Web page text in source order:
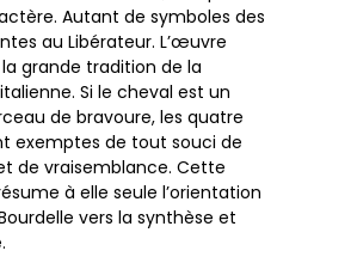
Autant de symboles des
au Libérateur. L’œuvre
la grande tradition de la
Si le cheval est un
de bravoure, les quatre
exemptes de tout souci de
de vraisemblance. Cette
à elle seule l’orientation
vers la synthèse et